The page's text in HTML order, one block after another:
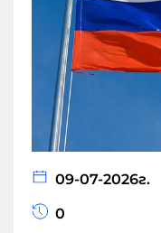
09-07-2026г.
0